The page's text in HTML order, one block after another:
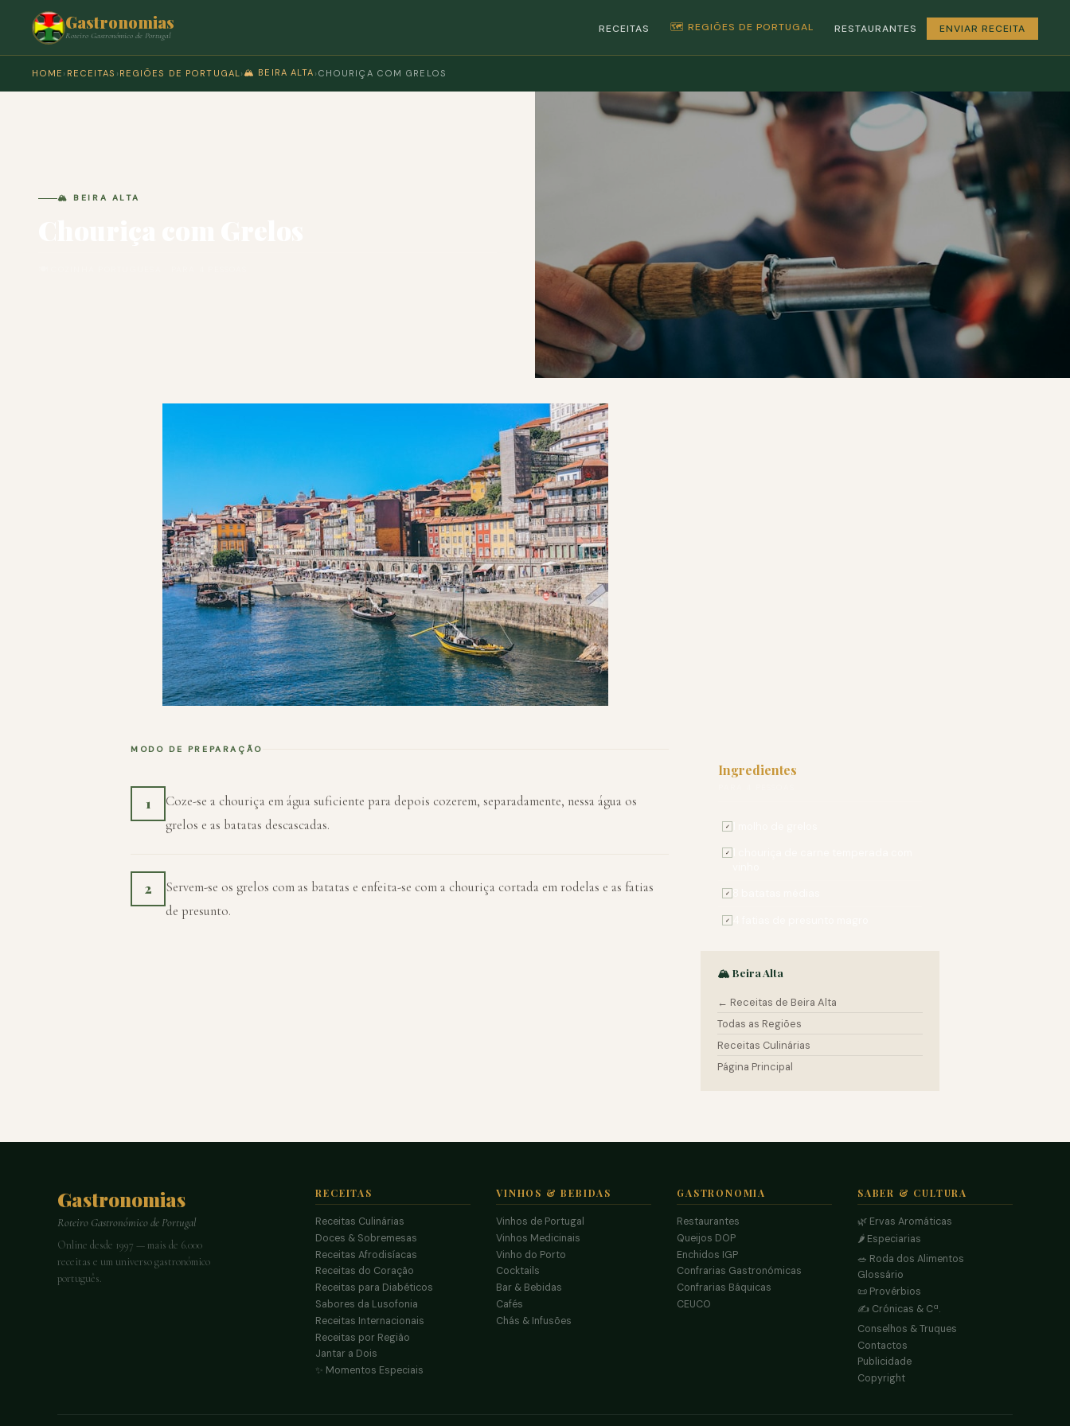
Gastronomias
Roteiro Gastronómico de Portugal
RECEITAS 🗺️ REGIÕES DE PORTUGAL RESTAURANTES ENVIAR RECEITA
HOME › RECEITAS › REGIÕES DE PORTUGAL›🏔️ BEIRA ALTA › CHOURIÇA COM GRELOS
🏔️ BEIRA ALTA
MODO DE PREPARAÇÃO
1
Coze-se a chouriça em água suficiente para depois cozerem, separadamente, nessa água os
grelos e as batatas descascadas.
2
Servem-se os grelos com as batatas e enfeita-se com a chouriça cortada em rodelas e as fatias
de presunto.
Ingredientes
✓
✓
✓
✓
🏔️ Beira Alta
← Receitas de Beira Alta
Todas as Regiões
Receitas Culinárias
Página Principal
Gastronomias
Roteiro Gastronómico de Portugal
Online desde 1997 — mais de 6.000
receitas e um universo gastronómico
português.
RECEITAS
Receitas Culinárias
Doces & Sobremesas
Receitas Afrodisíacas
Receitas do Coração
Receitas para Diabéticos
Sabores da Lusofonia
Receitas Internacionais
Receitas por Região
Jantar a Dois
✨ Momentos Especiais
VINHOS & BEBIDAS
Vinhos de Portugal
Vinhos Medicinais
Vinho do Porto
Cocktails
Bar & Bebidas
Cafés
Chás & Infusões
GASTRONOMIA
Restaurantes
Queijos DOP
Enchidos IGP
Confrarias Gastronómicas
Confrarias Báquicas
CEUCO
SABER & CULTURA
🌿 Ervas Aromáticas
🌶️ Especiarias
🥗 Roda dos Alimentos
Glossário
📜 Provérbios
✍️ Crónicas & Cª.
Conselhos & Truques
Contactos
Publicidade
Copyright